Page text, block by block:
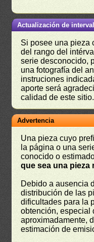
Actualización de
Si posee una pieza
del rango del
serie desconocido,
una fotografía del
instruciones
aporte será
calidad de este sitio.
Advertencia
Una pieza cuyo
la página o una
conocido o
que sea una pieza
Debido a ausencia
distribución de las
dificultades para la
obtención, especial
aproximadamente,
estimación de